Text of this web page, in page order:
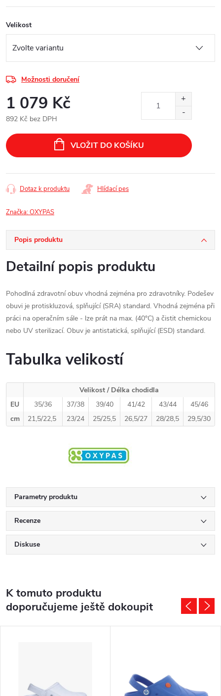
Velikost
Možnosti doručení
1 079 Kč
892 Kč bez DPH
cena:
VLOŽIT DO KOŠÍKU
Dotaz k produktu Hlídací pes
Značka:OXYPAS
Popis produktu
Detailní popis produktu
Pohodlná zdravotní obuv vhodná zejména pro zdravotníky. Podešev
obuvi je protiskluzová, splňující (SRA) standard. Vhodná zejména při
práci na operačním sále - lze prát na max. (40°C) a čistit chemickou
nebo UV sterilizací. Obuv je antistatická, splňující (ESD) standard.
Tabulka velikostí
Velikost / Délka chodidla
EU
35/36 37/38 39/40 41/42 43/44
45/46
cm
21,5/22,5 23/24 25/25,5 26,5/27 28/28,5 29,5/30
Parametry produktu
Recenze
Diskuse
K tomuto produktu
doporučujeme ještě dokoupit